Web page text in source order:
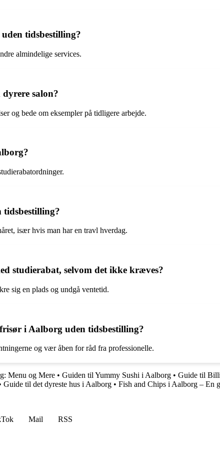
tidsbestilling?
almindelige services.
salon?
og bede om eksempler på tidligere arbejde.
især hvis man har en travl hverdag.
studierabat, selvom det ikke kræves?
sig en plads og undgå ventetid.
i Aalborg uden tidsbestilling?
og vær åben for råd fra professionelle.
Menu og Mere • Guiden til Yummy Sushi i Aalborg • Guide til
Guide til det dyreste hus i Aalborg • Fish and Chips i Aalborg – En
Mail
RSS